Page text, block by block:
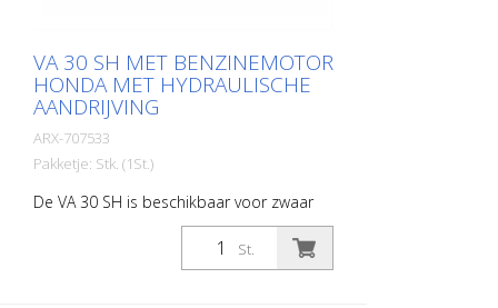
VA 30 SH MET BENZINEMOTOR
HONDA MET HYDRAULISCHE
AANDRIJVING
ARX-707533
Pakketje: Stk. (1St.)
De VA 30 SH is beschikbaar voor zwaar
reinigings- en opruwwerk. Een machine
die wendbaar en eenvoudig te bedienen
is dankzij de hydraulische voeding. Hij
St.